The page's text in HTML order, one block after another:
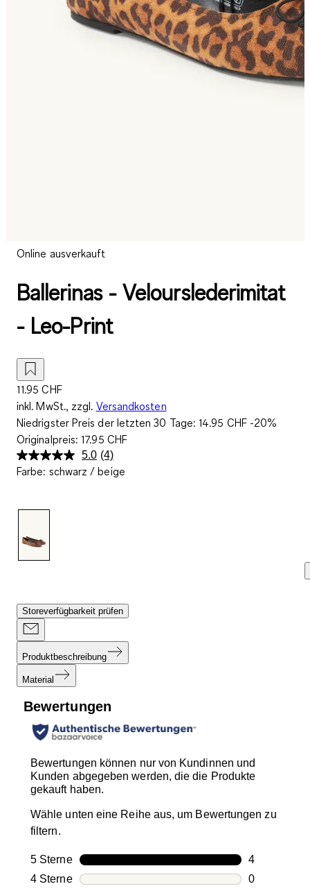
Online ausverkauft
Ballerinas - Velourslederimitat
- Leo-Print
11.95 CHF
inkl. MwSt., zzgl. Versandkosten
Niedrigster Preis der letzten 30 Tage:14.95 CHF-20%
Originalpreis:17.95 CHF
5.0 4
Bewertungen
(4)
Farbe: schwarz / beige
Storeverfügbarkeit prüfen
Produktbeschreibung
Material
Bewertungen
Bewertungen können nur von Kundinnen und
Kunden abgegeben werden, die die Produkte
gekauft haben.
Wähle unten eine Reihe aus, um Bewertungen zu
filtern.
5 SterneSterne
4
4
4 SterneSterne
0